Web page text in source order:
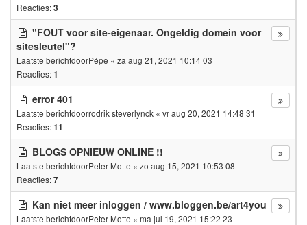
Reacties:3
"FOUT voor site-eigenaar. Ongeldig domein voor
sitesleutel"?
Laatste berichtdoorPépe « za aug 21, 2021 10:14 03
Reacties:1
error 401
Laatste berichtdoorrodrik steverlynck « vr aug 20, 2021 14:48 31
Reacties:11
BLOGS OPNIEUW ONLINE !!
Laatste berichtdoorPeter Motte « zo aug 15, 2021 10:53 08
Reacties:7
Kan niet meer inloggen / www.bloggen.be/art4you
Laatste berichtdoorPeter Motte « ma jul 19, 2021 15:22 23